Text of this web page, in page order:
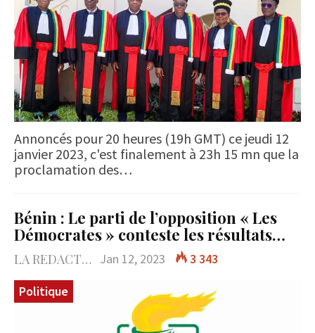
Annoncés pour 20 heures (19h GMT) ce jeudi 12
janvier 2023, c'est finalement à 23h 15 mn que la
proclamation des…
Bénin : Le parti de l’opposition « Les
Démocrates » conteste les résultats…
LA REDACTION Jan 12, 2023
3 343
Politique